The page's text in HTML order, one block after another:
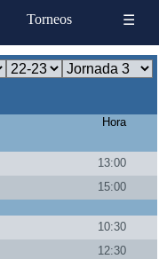
Torneos ☰
Hora
13:00
15:00
10:30
12:30